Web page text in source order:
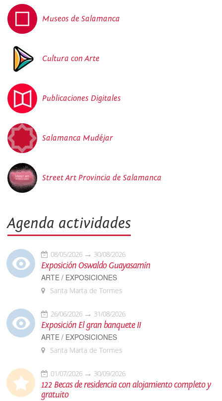
Museos de Salamanca
Cultura con Arte
Publicaciones Digitales
Salamanca Mudéjar
Street Art Provincia de Salamanca
Agenda actividades
08/05/2026 30/08/2026
Exposición Oswaldo Guayasamín
ARTE / EXPOSICIONES
Santa Marta de Tormes
26/06/2026 31/08/2026
Exposición El gran banquete II
ARTE / EXPOSICIONES
Santa Marta de Tormes
01/07/2026 30/09/2026
122 Becas de residencia con alojamiento completo y
gratuito